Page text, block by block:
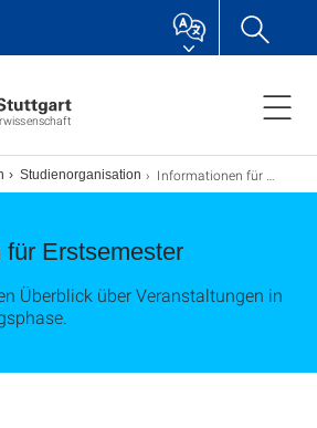
Studienorganisation Informationen für Erstsemester
für Erstsemester
Überblick über Veranstaltungen in